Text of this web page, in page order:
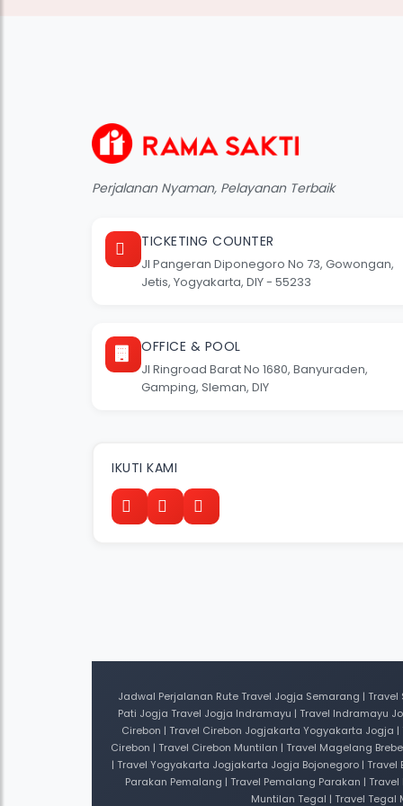
Perjalanan Nyaman, Pelayanan Terbaik
TICKETING COUNTER
Jl Pangeran Diponegoro No 73, Gowongan,
Jetis, Yogyakarta, DIY - 55233
OFFICE & POOL
Jl Ringroad Barat No 1680, Banyuraden,
Gamping, Sleman, DIY
IKUTI KAMI
Jadwal Perjalanan Rute Travel Jogja Semarang |
Pati Jogja Travel Jogja Indramayu | Travel Indramayu
Cirebon | Travel Cirebon Jogjakarta Yogyakarta Jogja
Cirebon | Travel Cirebon Muntilan | Travel Magelang
| Travel Yogyakarta Jogjakarta Jogja Bojonegoro |
Parakan Pemalang | Travel Pemalang Parakan |
Muntilan Tegal | Travel Tegal